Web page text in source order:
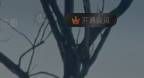
开通会员
注册